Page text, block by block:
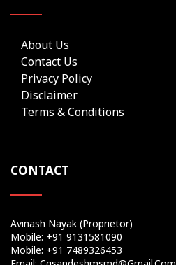
About Us
Contact Us
Privacy Policy
Disclaimer
Terms & Conditions
CONTACT
Avinash Nayak (Proprietor)
Mobile: +91 9131581090
Mobile: +91 7489326453